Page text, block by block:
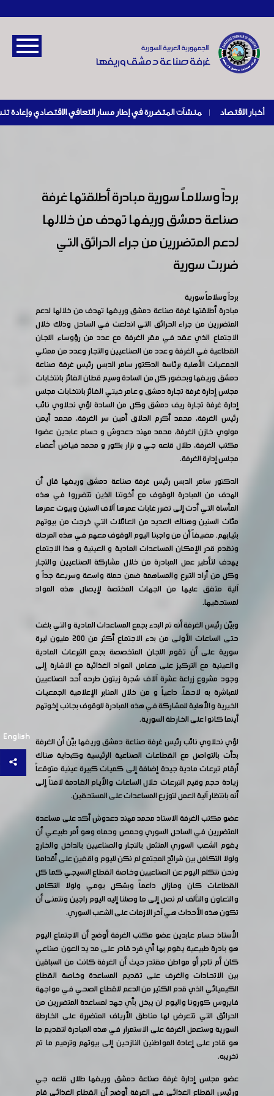
أخبار الاقتصاد |
English
برداً وسلاماً سورية مبادرة أطلقتها غرفة
صناعة دمشق وريفها تهدف من خلالها
لدعم المتضررين من جراء الحرائق التي
ضربت سورية
برداً وسلاماً سورية
مبادرة أطلقتها غرفة صناعة دمشق وريفها تهدف من خلالها لدعم
المتضررين من جراء الحرائق التي اندلعت في الساحل وذلك خلال
الاجتماع الذي عقد في مقر الغرفة مع عدد من رؤوساء اللجان
القطاعية في الغرفة و عدد من الصناعيين والتجار وعدد من ممثلي
الجمعيات الأهلية برئاسة الدكتور سامر الدبس رئيس غرفة صناعة
دمشق وريفها وبحضور كل من السادة وسيم قطان الفائز بانتخابات
مجلس إدارة غرفة تجارة دمشق و عامر خيتي الفائز بانتخابات مجلس
إدارة غرفة تجارة ريف دمشق وكل من السادة لؤي نحلاوي نائب
رئيس الغرفة، محمد أكرم الحلاق أمين سر الغرفة، محمد أيمن
مولوي خازن الغرفة، محمد مهند دعدوش و حسام عابدين عضوا
مكتب الغرفة، طلال قلعه جي و نزار بكور و محمد فياض أعضاء
مجلس إدارة الغرفة.
الدكتور سامر الدبس رئيس غرفة صناعة دمشق وريفها قال أن
الهدف من المبادرة الوقوف مع أخوتنا الذين تتضرروا في هذه
المأساة التي أدت إلى تضرر غابات عمرها آلاف السنين وبيوت عمرها
مئات السنين وهناك العديد من العائلات التي خرجت من بيوتهم
بثيابهم. مضيفاً أن من واجبنا اليوم الوقوف معهم في هذه المرحلة
ونقدم قدر الإمكان المساعدات المادية و العينية و هذا الاجتماع
يهدف لتأطير عمل المبادرة من خلال مشاركة الصناعيين والتجار
وكل من أراد التبرع والمساهمة ضمن حملة واسعة وسريعة جداً و
آلية متفق عليها من الجهات المختصة لإيصال هذه المواد
لمستحقيها.
وبيّن رئيس الغرفة أنه تم البدء بجمع المساعدات المادية والتي بلغت
حتى الساعات الأولى من بدء الاجتماع أكثر من 200 مليون ليرة
سورية على أن تقوم اللجان المتخصصة بجمع التبرعات المادية
والعينية مع التركيز على معامل المواد الغذائية مع الاشارة إلى
وجود مشروع زراعة عشرة آلاف شجرة زيتون طرحه أحد الصناعيين
للمباشرة به لاحقاً، داعياً و من خلال المنابر الإعلامية الجمعيات
الخيرية والأهلية للمشاركة في هذه المبادرة للوقوف بجانب إخوتهم
أينما كانوا على الخارطة السورية.
لؤي نحلاوي نائب رئيس غرفة صناعة دمشق وريفها بيّن أن الغرفة
بدأت بالتواصل مع القطاعات الصناعية الرئيسية وكبداية هناك
أرقام تبرعات مادية جيدة إضافة إلى كميات كبيرة عينية متوقعاً
زيادة حجم وقيم التبرعات خلال الساعات والأيام القادمة لافتاً إلى
أنه بانتظار آلية العمل لتوزيع المساعدات على المستحقين.
عضو مكتب الغرفة الاستاذ محمد مهند دعدوش أكد على مساعدة
المتضررين في الساحل السوري وحمص وحماه وهو أمر طبيعي أن
يقوم الشعب السوري المتثمل بالتجار والصناعيين بالداخل والخارج
ولولا التكافل بين شرائح المجتمع لم نكن لليوم واقفين على أقدامنا
ونحن نتكلم اليوم عن الصناعيين وخاصة القطاع النسيجي كما كل
القطاعات كان ومازال داعماً وبشكل يومي ولولا التكامل
والتعاون والتآلف لم نصل إلى ما وصلنا إليه اليوم راجين ونتمنى أن
تكون هذه الأحداث هي آخر الازمات على الشعب السوري.
الأستاذ حسام عابدين عضو مكتب الغرفة أوضح أن الاجتماع اليوم
هو بادرة طبيعية يقوم بها أي فرد قادر على مد يد العون صناعي
كان أم تاجر أو مواطن مقتدر حيث أن الغرفة كانت من السباقين
بين الاتحادات والغرف على تقديم المساعدة وخاصة القطاع
الكيميائي الذي قدم الكثير من الدعم للقطاع الصحي في مواجهة
فايروس كورونا واليوم لن يبخل بأي جهد لمساعدة المتضررين من
الحرائق التي تتعرض لها مناطق الأرياف المتضررة على الخارطة
السورية وستعمل الغرفة على الاستمرار في هذه المبادرة لتقديم ما
هو قادر على إعادة المواطنين النازحين إلى بيوتهم وترميم ما تم
تخريبه.
عضو مجلس إدارة غرفة صناعة دمشق وريفها طلال قلعه جي
ورئيس القطاع الغذائي في الغرفة أوضح أن القطاع الغذائي قام